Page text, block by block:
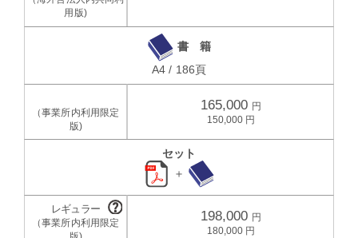
書 籍
A4 / 186頁
165,000
150,000
セット
＋
198,000
180,000